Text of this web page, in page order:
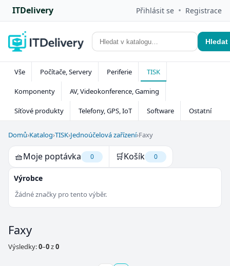
ITDelivery Přihlásit se • Registrace
Hledat
Vše Počítače, Servery Periferie TISK
Komponenty AV, Videokonference, Gaming
Síťové produkty Telefony, GPS, IoT Software Ostatní
Domů›Katalog›TISK›Jednoúčelová zařízení›Faxy
🧺Moje poptávka 0 🛒Košík 0
Výrobce
Žádné značky pro tento výběr.
Faxy
Výsledky:0–0z0